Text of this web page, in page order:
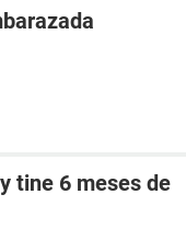
tine 6 meses de